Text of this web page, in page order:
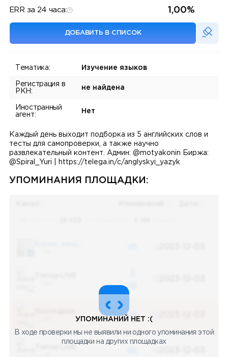
ERR за 24 часа: 1,00%
ДОБАВИТЬ В СПИСОК
Тематика: Изучение языков
Регистрация в
РКН:
не найдена
Иностранный
агент:
Нет
Каждый день выходит подборка из 5 английских слов и
тесты для самопроверки, а также научно
развлекательный контент. Админ: @motyakonin Биржа:
@Spiral_Yuri | https://telega.in/c/anglyskyi_yazyk
УПОМИНАНИЯ ПЛОЩАДКИ:
48
48
УПОМИНАНИЙ НЕТ :(
В ходе проверки мы не выявили ни одного упоминания этой
площадки на других площадках